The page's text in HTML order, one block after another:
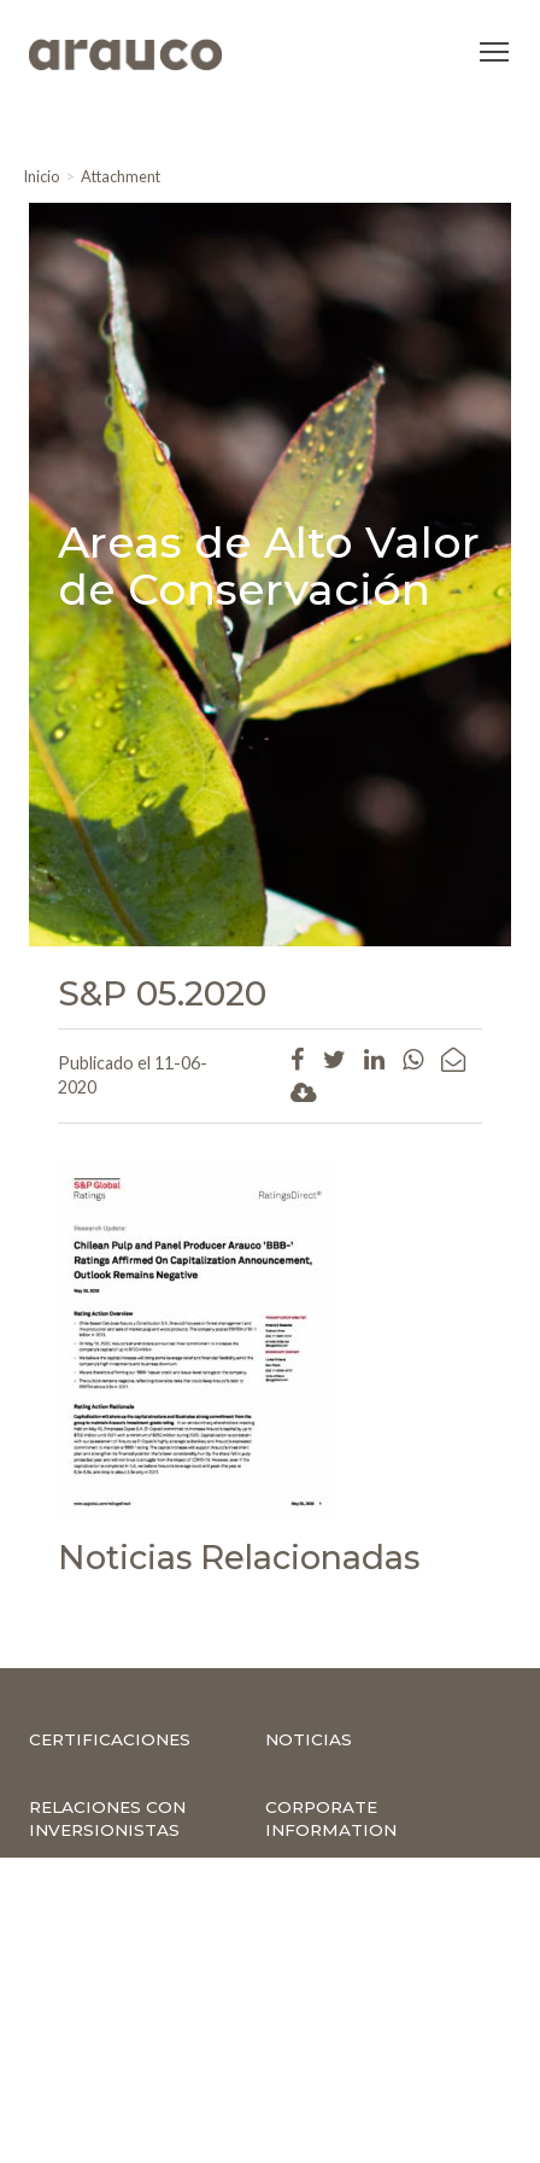
Inicio Attachment
Areas de Alto Valor
de Conservación
S&P 05.2020
Publicado el 11-06-
2020
Noticias Relacionadas
CERTIFICACIONES NOTICIAS
RELACIONES CON
INVERSIONISTAS
CORPORATE
INFORMATION